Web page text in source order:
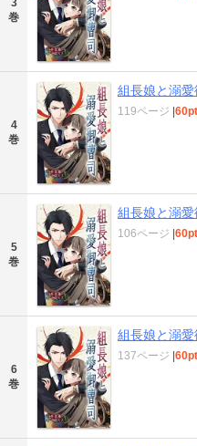
3
巻
4
巻
組長娘と溺
119ページ 60pt
5
巻
組長娘と溺
106ページ 60pt
6
巻
組長娘と溺
137ページ 60pt